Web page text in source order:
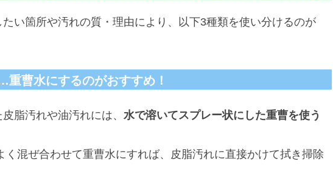
い箇所や汚れの質・理由により、以下3種類を使い分けるのが
曹水にするのがおすすめ！
脂汚れや油汚れには、 水で溶いてスプレー状にした重曹を使う
く混ぜ合わせて重曹水にすれば、皮脂汚れに直接かけて拭き掃除